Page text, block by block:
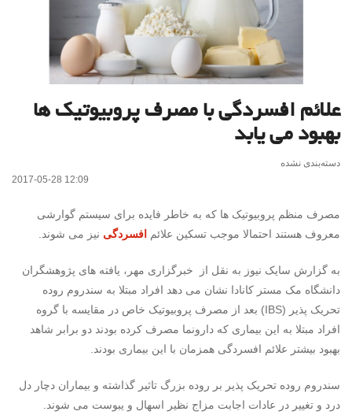
علائم افسردگی با مصرف پروبیوتیک ها
بهبود می یابد
دسته‌بندی نشده
2017-05-28 12:09
مصرف منظم پروبیوتیک ها که به خاطر فایده برای سیستم گوارشی
معروف هستند احتمالا موجب تسکین علائم افسردگی نیز می شوند.
به گزارش سایک نیوز به نقل از خبرگزاری مهر، یافته های پژوهشگران
دانشگاه مک مستر کانادا نشان می دهد افراد مبتلا به سندروم روده
تحریک پذیر (IBS) بعد از مصرف پروبیوتیک خاص در مقایسه با گروه
افراد مبتلا به این بیماری که دارونما مصرف کرده بودند دو برابر شاهد
بهبود بیشتر علائم افسردگی همزمان با این بیماری بودند.
سندروم روده تحریک پذیر بر روده بزرگ تاثیر گذاشته و بیماران دچار دل
درد و تغییر در عادات اجابت مزاج نظیر اسهال و یبوست می شوند.